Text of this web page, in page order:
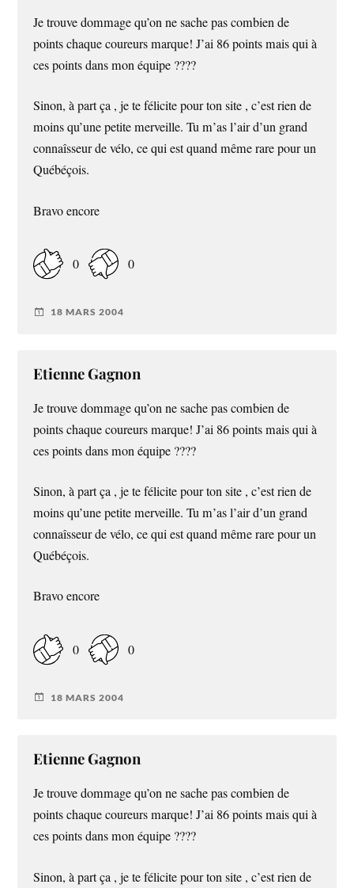
Je trouve dommage qu’on ne sache pas combien de
points chaque coureurs marque! J’ai 86 points mais qui à
ces points dans mon équipe ????
Sinon, à part ça , je te félicite pour ton site , c’est rien de
moins qu’une petite merveille. Tu m’as l’air d’un grand
connaîsseur de vélo, ce qui est quand même rare pour un
Québéçois.
Bravo encore
0 0
18 MARS 2004
Etienne Gagnon
Je trouve dommage qu’on ne sache pas combien de
points chaque coureurs marque! J’ai 86 points mais qui à
ces points dans mon équipe ????
Sinon, à part ça , je te félicite pour ton site , c’est rien de
moins qu’une petite merveille. Tu m’as l’air d’un grand
connaîsseur de vélo, ce qui est quand même rare pour un
Québéçois.
Bravo encore
0 0
18 MARS 2004
Etienne Gagnon
Je trouve dommage qu’on ne sache pas combien de
points chaque coureurs marque! J’ai 86 points mais qui à
ces points dans mon équipe ????
Sinon, à part ça , je te félicite pour ton site , c’est rien de